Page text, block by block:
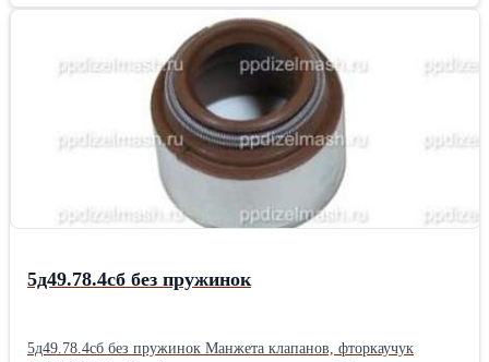
допустимое давление воздуха 0,9 МПа Габаритные размеры
204*64*201 мм Масса 4,2 кг
5д49.78.4сб без пружинок
5д49.78.4сб без пружинок Манжета клапанов, фторкаучук